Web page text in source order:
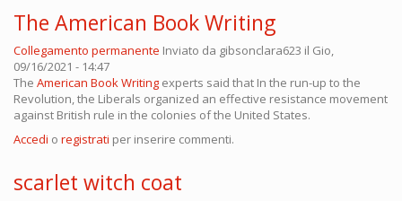
The American Book Writing
Collegamento permanente Inviato da gibsonclara623 il Gio,
09/16/2021 - 14:47
The American Book Writing experts said that In the run-up to the
Revolution, the Liberals organized an effective resistance movement
against British rule in the colonies of the United States.
Accedi o registrati per inserire commenti.
scarlet witch coat